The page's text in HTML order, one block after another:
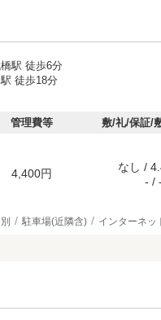
駅 徒歩6分
徒歩18分
管理費等 敷/礼/保証/
4,400円
なし /
- / -
駐車場(近隣含) インターネッ